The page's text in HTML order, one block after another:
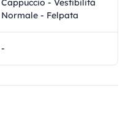
Normale - Felpata
-